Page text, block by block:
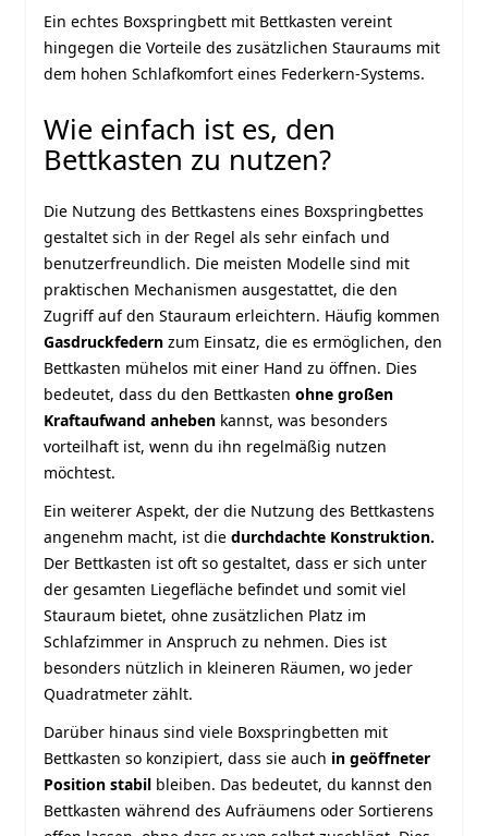
Ein echtes Boxspringbett mit Bettkasten vereint
hingegen die Vorteile des zusätzlichen Stauraums mit
dem hohen Schlafkomfort eines Federkern-Systems.
Wie einfach ist es, den
Bettkasten zu nutzen?
Die Nutzung des Bettkastens eines Boxspringbettes
gestaltet sich in der Regel als sehr einfach und
benutzerfreundlich. Die meisten Modelle sind mit
praktischen Mechanismen ausgestattet, die den
Zugriff auf den Stauraum erleichtern. Häufig kommen
Gasdruckfedern zum Einsatz, die es ermöglichen, den
Bettkasten mühelos mit einer Hand zu öffnen. Dies
bedeutet, dass du den Bettkasten ohne großen
Kraftaufwand anheben kannst, was besonders
vorteilhaft ist, wenn du ihn regelmäßig nutzen
möchtest.
Ein weiterer Aspekt, der die Nutzung des Bettkastens
angenehm macht, ist die durchdachte Konstruktion.
Der Bettkasten ist oft so gestaltet, dass er sich unter
der gesamten Liegefläche befindet und somit viel
Stauraum bietet, ohne zusätzlichen Platz im
Schlafzimmer in Anspruch zu nehmen. Dies ist
besonders nützlich in kleineren Räumen, wo jeder
Quadratmeter zählt.
Darüber hinaus sind viele Boxspringbetten mit
Bettkasten so konzipiert, dass sie auch in geöffneter
Position stabil bleiben. Das bedeutet, du kannst den
Bettkasten während des Aufräumens oder Sortierens